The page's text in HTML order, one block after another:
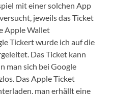
mit einer solchen App
jeweils das Ticket
Apple Wallet
Tickert wurde ich auf die
Das Ticket kann
man sich bei Google
Das Apple Ticket
man erhällt eine